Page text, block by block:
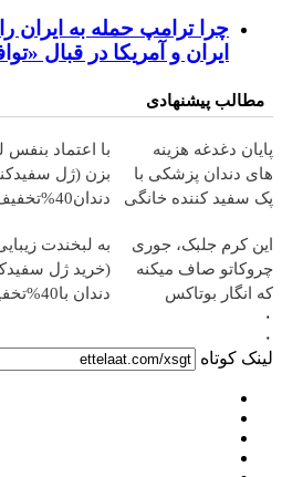
چرا ترامپ حمله به ایران
ایران و آمریکا در قبال
مطالب پیشنهادی
پایان دغدغه هزینه
های دندان پزشکی با
پک سفید کننده خانگی
با اعتماد بنفس
بزن (ژل
دندان40%تخفیف)
این کرم جلبک، جوری
چروکاتو صاف میکنه
که انگار بوتاکس
کردی!(تخفیف ویژه)
به لبخندت
(خرید ژل
دندان با40%تخفیف)
۰
۰
لینک کوتاه